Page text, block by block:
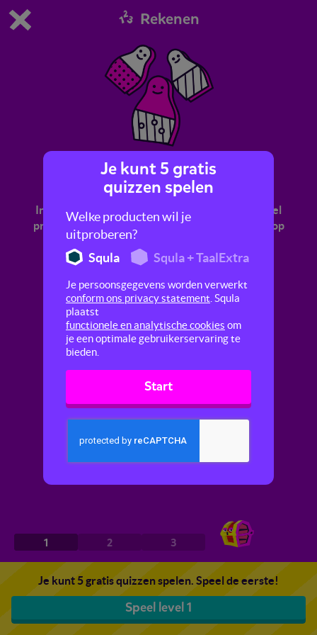
Dit is de gratis demo van Squla.
Bestel nu
0 1
Rekenen
Verhoudingen vergelijken
In deze quiz oefen je met verhoudingen. Hoeveel
procent van de cirkel is gekleurd? Je leert dat 1 op
de 4 hetzelfde is als 25%.
1 2 3
Je kunt 5 gratis quizzen spelen. Speel de eerste!
Speel level 1
Je kunt 5 gratis
quizzen spelen
Welke producten wil je
uitproberen?
Squla
Squla + TaalExtra
Je persoonsgegevens worden verwerkt
conform ons privacy statement . Squla
plaatst
functionele en analytische cookies om
je een optimale gebruikerservaring te
bieden.
Start